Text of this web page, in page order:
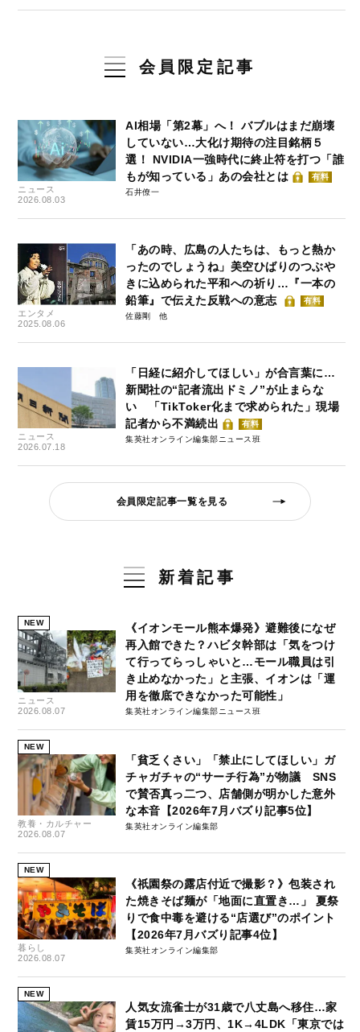
会員限定記事
ニュース
2026.08.03
AI相場「第2幕」へ！ バブルはまだ崩壊
していない…大化け期待の注目銘柄５
選！ NVIDIA一強時代に終止符を打つ「誰
もが知っている」あの会社とは
有料
石井僚一
エンタメ
2025.08.06
「あの時、広島の人たちは、もっと熱か
ったのでしょうね」美空ひばりのつぶや
きに込められた平和への祈り…『一本の
鉛筆』で伝えた反戦への意志
有料
佐藤剛
ニュース
2026.07.18
「日経に紹介してほしい」が合言葉に…
新聞社の“記者流出ドミノ”が止まらな
い 「TikToker化まで求められた」現場
記者から不満続出
有料
集英社オンライン編集部ニュース班
会員限定記事一覧を見る
新着記事
NEW
ニュース
2026.08.07
《イオンモール熊本爆発》避難後になぜ
再入館できた？ハビタ幹部は「気をつけ
て行ってらっしゃいと…モール職員は引
き止めなかった」と主張、イオンは「運
用を徹底できなかった可能性」
集英社オンライン編集部ニュース班
NEW
教養・カルチャー
2026.08.07
「貧乏くさい」「禁止にしてほしい」ガ
チャガチャの“サーチ行為”が物議 SNS
で賛否真っ二つ、店舗側が明かした意外
な本音【2026年7月バズり記事5位】
集英社オンライン編集部
NEW
暮らし
2026.08.07
《祇園祭の露店付近で撮影？》包装され
た焼きそば麺が「地面に直置き…」 夏祭
りで食中毒を避ける“店選び”のポイント
【2026年7月バズり記事4位】
集英社オンライン編集部
NEW
人気女流雀士が31歳で八丈島へ移住…家
賃15万円→3万円、1K→4LDK「東京では